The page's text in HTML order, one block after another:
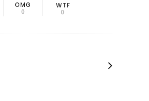
OMG
0
WTF
0